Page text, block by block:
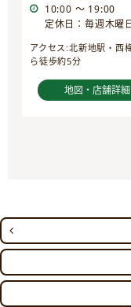
10:00 ～ 19:00
定休日：毎週木曜
アクセス:北新地駅・西
ら徒歩約5分
地図・店舗詳細